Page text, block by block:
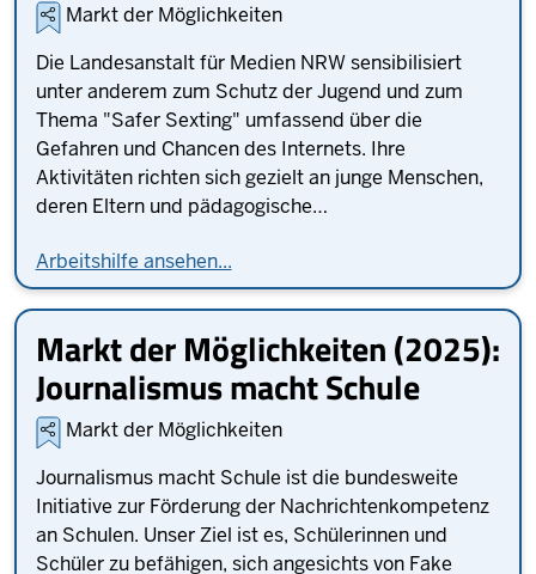
Markt der Möglichkeiten
Die Landesanstalt für Medien NRW sensibilisiert
unter anderem zum Schutz der Jugend und zum
Thema "Safer Sexting" umfassend über die
Gefahren und Chancen des Internets. Ihre
Aktivitäten richten sich gezielt an junge Menschen,
deren Eltern und pädagogische…
Arbeitshilfe ansehen...
Markt der Möglichkeiten (2025):
Journalismus macht Schule
Markt der Möglichkeiten
Journalismus macht Schule ist die bundesweite
Initiative zur Förderung der Nachrichtenkompetenz
an Schulen. Unser Ziel ist es, Schülerinnen und
Schüler zu befähigen, sich angesichts von Fake